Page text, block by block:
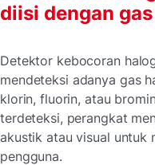
diisi dengan
Detektor kebocoran
mendeteksi adanya gas
klorin, fluorin, atau
terdeteksi, perangkat
akustik atau visual untuk
pengguna.